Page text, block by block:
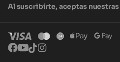
Al suscribirte, aceptas nuestras